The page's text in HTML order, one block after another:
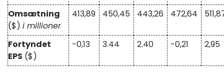
Omsætning
($) i millioner
413,89 450,45 443,26 472,64
Fortyndet
EPS ($)
-0,13 3.44 2.40 -0,21 2,95